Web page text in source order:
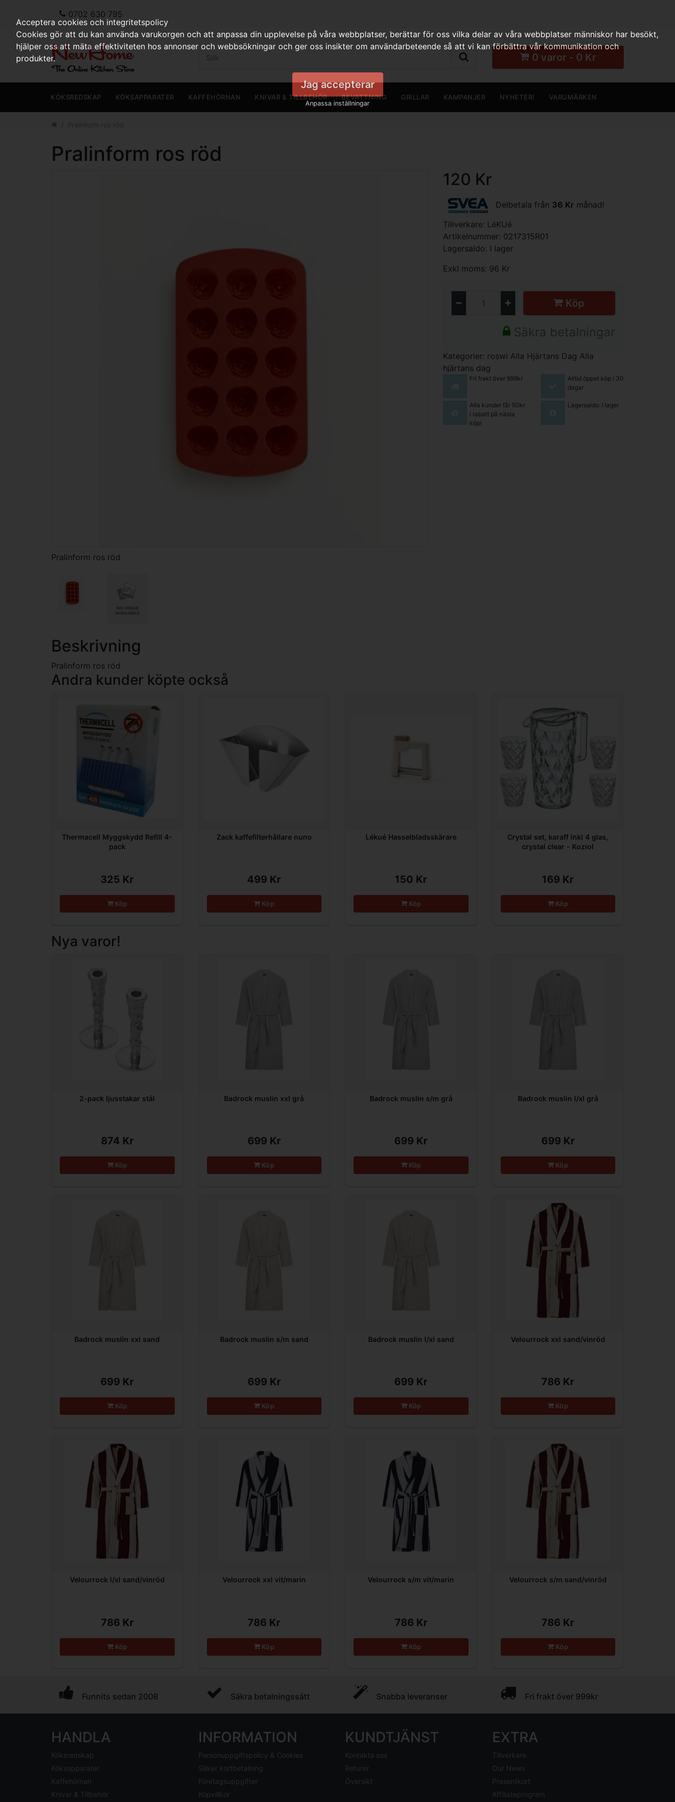
0702 630 795
0 varor - 0 Kr
KÖKSREDSKAP KÖKSAPPARATER KAFFEHÖRNAN KNIVAR & TILLBEHÖR BEVATTNING GRILLAR KAMPANJER NYHETER! VARUMÄRKEN
Pralinform ros röd
Pralinform ros röd
120 Kr
Delbetala från 36 Kr månad!
Tillverkare: LéKUé
Artikelnummer: 0217315R01
Lagersaldo: I lager
Exkl moms: 96 Kr
Köp
Säkra betalningar
Kategorier: roswi Alla Hjärtans Dag Alla
hjärtans dag
Fri frakt över 999kr
Alltid öppet köp i 30
dagar
Alla kunder får 50kr
i rabatt på nästa
köp!
Lagersaldo: I lager
Beskrivning
Pralinform ros röd
Andra kunder köpte också
Thermacell Myggskydd Refill 4-
pack
325 Kr
Köp
Zack kaffefilterhållare nuno
499 Kr
Köp
Lékué Hasselbladsskärare
150 Kr
Köp
Crystal set, karaff inkl 4 glas,
crystal clear - Koziol
169 Kr
Köp
Nya varor!
2-pack ljusstakar stål
874 Kr
Köp
Badrock muslin xxl grå
699 Kr
Köp
Badrock muslin s/m grå
699 Kr
Köp
Badrock muslin l/xl grå
699 Kr
Köp
Badrock muslin xxl sand
699 Kr
Köp
Badrock muslin s/m sand
699 Kr
Köp
Badrock muslin l/xl sand
699 Kr
Köp
Velourrock xxl sand/vinröd
786 Kr
Köp
Velourrock l/xl sand/vinröd
786 Kr
Köp
Velourrock xxl vit/marin
786 Kr
Köp
Velourrock s/m vit/marin
786 Kr
Köp
Velourrock s/m sand/vinröd
786 Kr
Köp
Funnits sedan 2008 Säkra betalningssätt Snabba leveranser Fri frakt över 999kr
HANDLA
Köksredskap
Köksapparater
Kaffehörnan
Knivar & Tillbehör
INFORMATION
Personuppgiftspolicy & Cookies
Säker kortbetalning
Företagsuppgifter
Köpvillkor
KUNDTJÄNST
Kontakta oss
Returer
Översikt
EXTRA
Tillverkare
Our News
Presentkort
Affiliateprogram
Acceptera cookies och integritetspolicy
Cookies gör att du kan använda varukorgen och att anpassa din upplevelse på våra webbplatser, berättar för oss vilka delar av våra webbplatser människor har besökt,
hjälper oss att mäta effektiviteten hos annonser och webbsökningar och ger oss insikter om användarbeteende så att vi kan förbättra vår kommunikation och
produkter.
Jag accepterar
Anpassa inställningar